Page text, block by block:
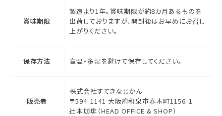
賞味期限
製造より1年。賞味期限が約8カ月あるものを
出荷しておりますが、開封後はお早めにお召し
上がりください。
保存方法 高温・多湿を避けて保存してください。
販売者
株式会社すてきなじかん
〒594-1141 大阪府和泉市春木町1156-1
辻本珈琲（HEAD OFFICE & SHOP）